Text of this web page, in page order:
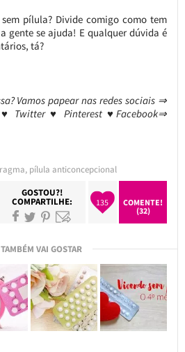
pílula? Divide comigo como tem
gente se ajuda! E qualquer dúvida é
tá?
Vamos papear nas redes sociais ⇒
Twitter ♥ Pinterest ♥Facebook⇒
, pílula anticoncepcional
GOSTOU?!
COMPARTILHE: 135
COMENTE!
(32)
VAI GOSTAR